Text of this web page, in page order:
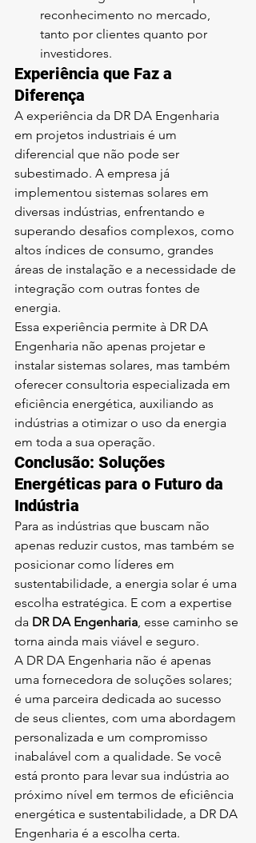
reconhecimento no mercado,
tanto por clientes quanto por
investidores.
Experiência que Faz a
Diferença
A experiência da DR DA Engenharia
em projetos industriais é um
diferencial que não pode ser
subestimado. A empresa já
implementou sistemas solares em
diversas indústrias, enfrentando e
superando desafios complexos, como
altos índices de consumo, grandes
áreas de instalação e a necessidade de
integração com outras fontes de
energia.
Essa experiência permite à DR DA
Engenharia não apenas projetar e
instalar sistemas solares, mas também
oferecer consultoria especializada em
eficiência energética, auxiliando as
indústrias a otimizar o uso da energia
em toda a sua operação.
Conclusão: Soluções
Energéticas para o Futuro da
Indústria
Para as indústrias que buscam não
apenas reduzir custos, mas também se
posicionar como líderes em
sustentabilidade, a energia solar é uma
escolha estratégica. E com a expertise
da DR DA Engenharia, esse caminho se
torna ainda mais viável e seguro.
A DR DA Engenharia não é apenas
uma fornecedora de soluções solares;
é uma parceira dedicada ao sucesso
de seus clientes, com uma abordagem
personalizada e um compromisso
inabalável com a qualidade. Se você
está pronto para levar sua indústria ao
próximo nível em termos de eficiência
energética e sustentabilidade, a DR DA
Engenharia é a escolha certa.